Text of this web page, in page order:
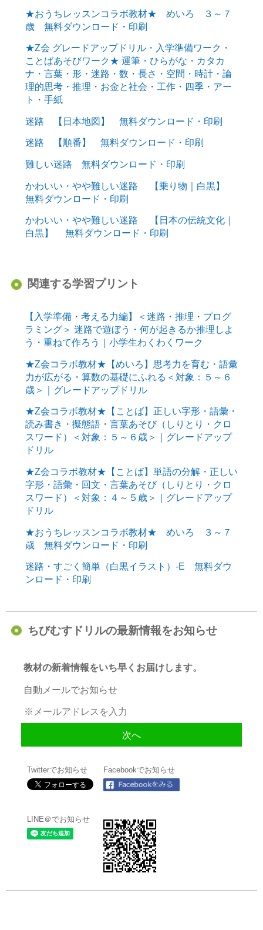
★おうちレッスンコラボ教材★ めいろ ３～７
歳 無料ダウンロード・印刷
★Z会 グレードアップドリル・入学準備ワーク・
ことばあそびワーク★ 運筆・ひらがな・カタカ
ナ・言葉・形・迷路・数・長さ・空間・時計・論
理的思考・推理・お金と社会・工作・四季・アー
ト・手紙
迷路 【日本地図】 無料ダウンロード・印刷
迷路 【順番】 無料ダウンロード・印刷
難しい迷路 無料ダウンロード・印刷
かわいい・やや難しい迷路 【乗り物｜白黒】
無料ダウンロード・印刷
かわいい・やや難しい迷路 【日本の伝統文化｜
白黒】 無料ダウンロード・印刷
関連する学習プリント
【入学準備・考える力編】＜迷路・推理・プログ
ラミング＞ 迷路で遊ぼう・何が起きるか推理しよ
う・重ねて作ろう｜小学生わくわくワーク
★Z会コラボ教材★【めいろ】思考力を育む・語彙
力が広がる・算数の基礎にふれる＜対象：５～６
歳＞｜グレードアップドリル
★Z会コラボ教材★【ことば】正しい字形・語彙・
読み書き・擬態語・言葉あそび（しりとり・クロ
スワード）＜対象：５～６歳＞｜グレードアップ
ドリル
★Z会コラボ教材★【ことば】単語の分解・正しい
字形・語彙・回文・言葉あそび（しりとり・クロ
スワード）＜対象：４～５歳＞｜グレードアップ
ドリル
★おうちレッスンコラボ教材★ めいろ ３～７
歳 無料ダウンロード・印刷
迷路・すごく簡単（白黒イラスト）-E 無料ダウ
ンロード・印刷
ちびむすドリルの最新情報をお知らせ
教材の新着情報をいち早くお届けします。
自動メールでお知らせ
Twitterでお知らせ Facebookでお知らせ
LINE＠でお知らせ